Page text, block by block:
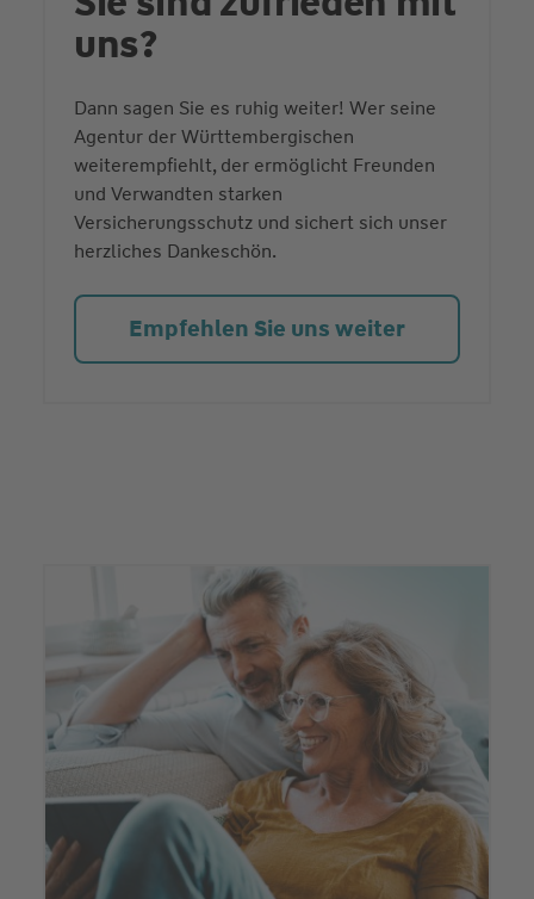
uns?
Dann sagen Sie es ruhig weiter! Wer seine
Agentur der Württembergischen
weiterempfiehlt, der ermöglicht Freunden
und Verwandten starken
Versicherungsschutz und sichert sich unser
herzliches Dankeschön.
Empfehlen Sie uns weiter